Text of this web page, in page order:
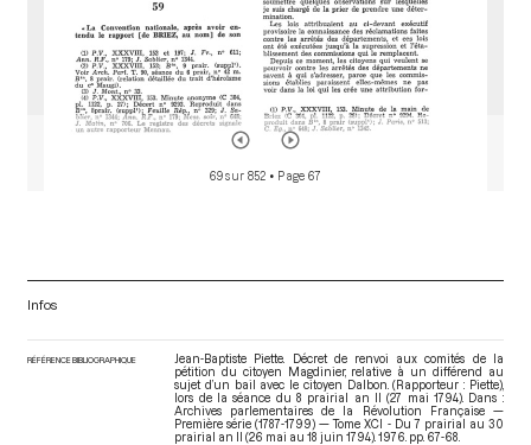
69 sur 852 • Page 67
Infos
RÉFÉRENCE BIBLIOGRAPHIQUE
Jean-Baptiste Piette. Décret de renvoi aux comités de la
pétition du citoyen Magdinier, relative à un différend au
sujet d’un bail avec le citoyen Dalbon. (Rapporteur : Piette),
lors de la séance du 8 prairial an II (27 mai 1794). Dans :
Archives parlementaires de la Révolution Française —
Première série (1787-1799) — Tome XCI - Du 7 prairial au 30
prairial an II (26 mai au 18 juin 1794) . 1976. pp. 67-68.